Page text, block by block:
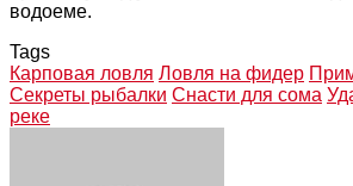
водоеме.
Tags
Карповая ловля Ловля на фидер
Секреты рыбалки Снасти для сома
реке